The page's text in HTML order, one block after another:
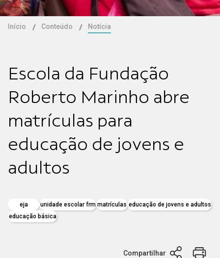
Início Conteúdo Notícia
Escola da Fundação
Roberto Marinho abre
matrículas para
educação de jovens e
adultos
eja unidade escolar frm matrículas educação de jovens e adultos
educação básica
Compartilhar